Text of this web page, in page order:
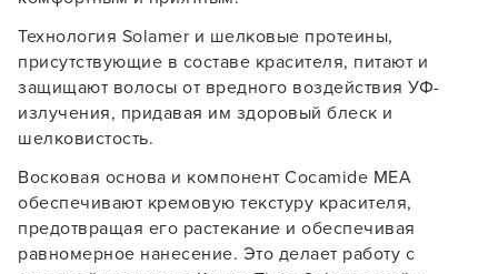
Технология Solamer и шелковые протеины,
присутствующие в составе красителя, питают и
защищают волосы от вредного воздействия УФ-
излучения, придавая им здоровый блеск и
шелковистость.
Восковая основа и компонент Cocamide MEA
обеспечивают кремовую текстуру красителя,
предотвращая его растекание и обеспечивая
равномерное нанесение. Это делает работу с